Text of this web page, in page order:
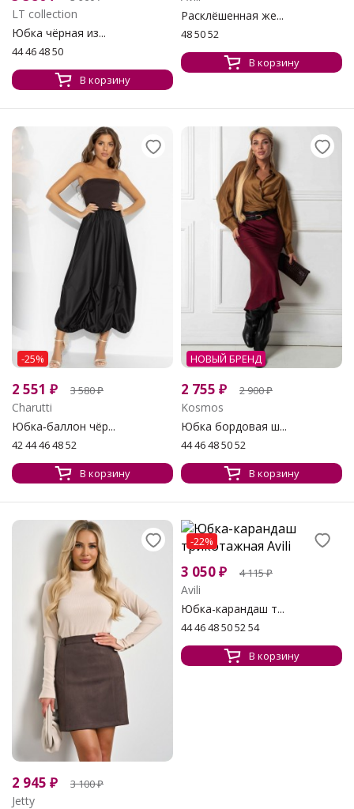
LT collection
Юбка чёрная из...
44 46 48 50
В корзину
Расклёшенная же...
48 50 52
В корзину
-25%
2 551 ₽ 3 580₽
Charutti
Юбка‑баллон чёр...
42 44 46 48 52
В корзину
НОВЫЙ БРЕНД
2 755 ₽ 2 900₽
Kosmos
Юбка бордовая ш...
44 46 48 50 52
В корзину
2 945 ₽ 3 100₽
Jetty
-22%
3 050₽ 4 115₽
Avili
Юбка-карандаш т...
44 46 48 50 52 54
В корзину